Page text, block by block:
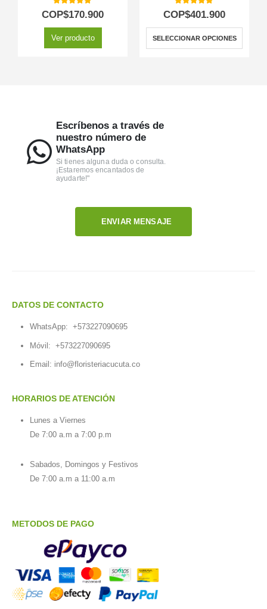
5.00out of 5
COP$170.900
Ver producto
5.00out of 5
COP$401.900
SELECCIONAR OPCIONES
Escríbenos a través de
nuestro número de
WhatsApp
Si tienes alguna duda o consulta.
¡Estaremos encantados de
ayudarte!"
ENVIAR MENSAJE
DATOS DE CONTACTO
WhatsApp: +573227090695
Móvil: +573227090695
Email: info@floristeriacucuta.co
HORARIOS DE ATENCIÓN
Lunes a Viernes
De 7:00 a.m a 7:00 p.m
Sabados, Domingos y Festivos
De 7:00 a.m a 11:00 a.m
METODOS DE PAGO